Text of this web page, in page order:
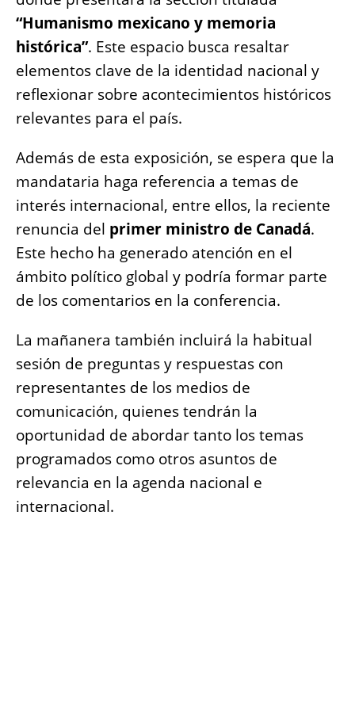
o
o
k
p
p
g
er
n
k
“Humanismo mexicano y memoria
histórica”. Este espacio busca resaltar
elementos clave de la identidad nacional y
reflexionar sobre acontecimientos históricos
relevantes para el país.
Además de esta exposición, se espera que la
mandataria haga referencia a temas de
interés internacional, entre ellos, la reciente
renuncia del primer ministro de Canadá.
Este hecho ha generado atención en el
ámbito político global y podría formar parte
de los comentarios en la conferencia.
La mañanera también incluirá la habitual
sesión de preguntas y respuestas con
representantes de los medios de
comunicación, quienes tendrán la
oportunidad de abordar tanto los temas
programados como otros asuntos de
relevancia en la agenda nacional e
internacional.